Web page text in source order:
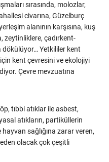
sırasında, molozlar,
civarına, Güzelburç
alanının karşısına, kuş
zeytinliklere, çadırkent-
dökülüyor… Yetkililer kent
kent çevresini ve ekolojiyi
Çevre mevzuatına
tıbbi atıklar ile asbest,
atıkların, partiküllerin
sağlığına zarar veren,
olacak çok çeşitli